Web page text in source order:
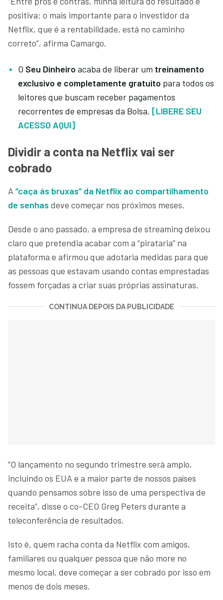
positiva: o mais importante para o investidor da
Netflix, que é a rentabilidade, está no caminho
correto”, afirma Camargo.
O Seu Dinheiro acaba de liberar um treinamento
exclusivo e completamente gratuito para todos os
leitores que buscam receber pagamentos
recorrentes de empresas da Bolsa. [LIBERE SEU
ACESSO AQUI]
Dividir a conta na Netflix vai ser
cobrado
A “caça às bruxas” da Netflix ao compartilhamento
de senhas deve começar nos próximos meses.
Desde o ano passado, a empresa de streaming deixou
claro que pretendia acabar com a “pirataria” na
plataforma e afirmou que adotaria medidas para que
as pessoas que estavam usando contas emprestadas
fossem forçadas a criar suas próprias assinaturas.
CONTINUA DEPOIS DA PUBLICIDADE
“O lançamento no segundo trimestre será amplo,
incluindo os EUA e a maior parte de nossos países
quando pensamos sobre isso de uma perspectiva de
receita”, disse o co-CEO Greg Peters durante a
teleconferência de resultados.
Isto é, quem racha conta da Netflix com amigos,
familiares ou qualquer pessoa que não more no
mesmo local, deve começar a ser cobrado por isso em
menos de dois meses.